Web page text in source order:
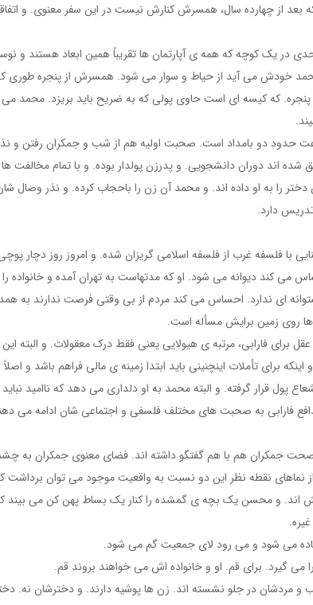
بعد از چهارده سال، همسرش کنارش نیست در این سفر معنوی. و
در یک کوچه که همه ی آپارتمان ها تقریباً همین ابعاد هستند و
خودش می آید از حیاط و سوار می شود. همسرش از پنجره طوری
که کیسه ای است حاوی پولی که به ضریح باید بریزد. محمد می
دو بامداد است. صحبت اولیه هم از شب و جمکران رفتن و
اند دوران دانشجویی. و پدرزن پولدار بوده. و با تمام مخالفت
دختر را به او داده اند. و محمد آن زن را باحجاب کرده. و نذر وصال
دارد.
با فلسفه غرب از فلسفه اسلامی گریزان شده. و امروز روز دچار
کند دیوانه می شود. او که مدتهاست به تهران آمده و خانواده
ای ندارد. احساس می کند مردم از بی وقتی فرصت ندارند به
ها روی زمین برایش مسأله است.
فارابی، مرتبه ی هیولایی یعنی فقط درک معقولات. و البته این
برای تأملات اینچنینی باید ابتدا زمینه ی مالی فراهم باشد و اصلاً
قرار گرفته. و البته محمد به او دلداری می دهد که ناامید نباید
فارابی به صحبت های مختلف فلسفی و اجتماعی شان ادامه می
جمکران هم با هم گفتگو داشته اند. فضای معنوی جمکران به
نقطه نظر این دو نسبت به واقعیت موجود می توان برداشت
اند. و محسن یک بچه ی گمشده را کنار یک بساط پهن کن می بیند
می شود و می رود لای جمعیت گم می شود.
گیرد. برای قم. او و خانواده اش می خواهند بروند قم.
مردشان در جلو نشسته اند. زن ها پوشیه دارند. و دخترشان نه.